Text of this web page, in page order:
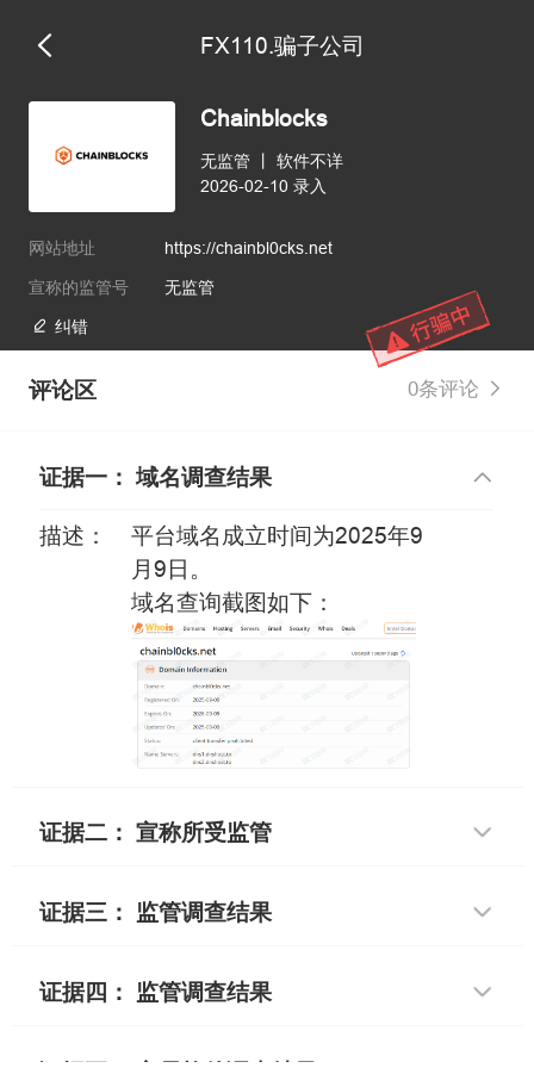
FX110.骗子公司
Chainblocks
无监管
软件不详
2026-02-10 录入
网站地址 https://chainbl0cks.net
宣称的监管号 无监管
纠错
评论区 0条评论
证据一： 域名调查结果
描述：
平台域名成立时间为2025年9
月9日。
域名查询截图如下：
证据二： 宣称所受监管
证据三： 监管调查结果
证据四： 监管调查结果